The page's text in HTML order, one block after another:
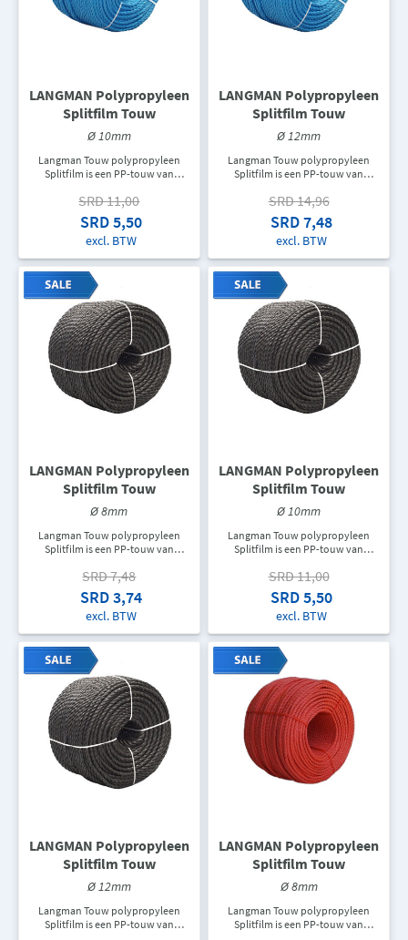
LANGMAN Polypropyleen
Splitfilm Touw
Ø 10mm
Langman Touw polypropyleen
Splitfilm is een PP-touw van
hijskabel, zweeflijn, verschillende
twijnen en verpakkingskabel,
touw voor ladders, trekkoord of
als een doorvoerleiding om allerlei
rol zit er 220M touw. De
aangegeven prijs is de prijs per
meter.
SRD 11,00
SRD 5,50
excl. BTW
LANGMAN Polypropyleen
Splitfilm Touw
Ø 12mm
Langman Touw polypropyleen
Splitfilm is een PP-touw van
hijskabel, zweeflijn, verschillende
twijnen en verpakkingskabel,
touw voor ladders, trekkoord of
als een doorvoerleiding om allerlei
rol zit er 220M touw. De
aangegeven prijs is de prijs per
meter.
SRD 14,96
SRD 7,48
excl. BTW
LANGMAN Polypropyleen
Splitfilm Touw
Ø 8mm
Langman Touw polypropyleen
Splitfilm is een PP-touw van
hijskabel, zweeflijn, verschillende
twijnen en verpakkingskabel,
touw voor ladders, trekkoord of
als een doorvoerleiding om allerlei
rol zit er 220M touw. De
aangegeven prijs is de prijs per
meter.
SRD 7,48
SRD 3,74
excl. BTW
LANGMAN Polypropyleen
Splitfilm Touw
Ø 10mm
Langman Touw polypropyleen
Splitfilm is een PP-touw van
hijskabel, zweeflijn, verschillende
twijnen en verpakkingskabel,
touw voor ladders, trekkoord of
als een doorvoerleiding om allerlei
rol zit er 220M touw. De
aangegeven prijs is de prijs per
meter.
SRD 11,00
SRD 5,50
excl. BTW
LANGMAN Polypropyleen
Splitfilm Touw
Ø 12mm
Langman Touw polypropyleen
Splitfilm is een PP-touw van
LANGMAN Polypropyleen
Splitfilm Touw
Ø 8mm
Langman Touw polypropyleen
Splitfilm is een PP-touw van